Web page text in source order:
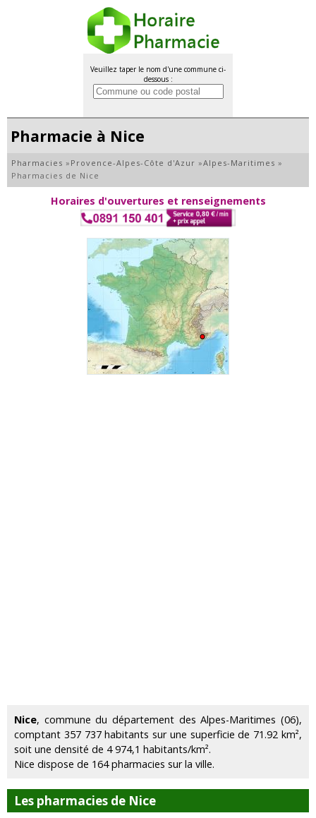
Veuillez taper le nom d'une commune ci-
dessous :
Pharmacie à Nice
Pharmacies » Provence-Alpes-Côte d'Azur »Alpes-Maritimes »
Pharmacies de Nice
Horaires d'ouvertures et renseignements
Nice, commune du département des Alpes-Maritimes (06),
comptant 357 737 habitants sur une superficie de 71.92 km²,
soit une densité de 4 974,1 habitants/km².
Nice dispose de 164 pharmacies sur la ville.
Les pharmacies de Nice